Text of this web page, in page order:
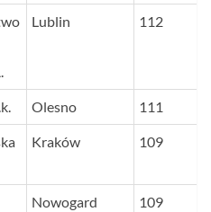
Lublin 112
Olesno 111
Kraków 109
Nowogard 109